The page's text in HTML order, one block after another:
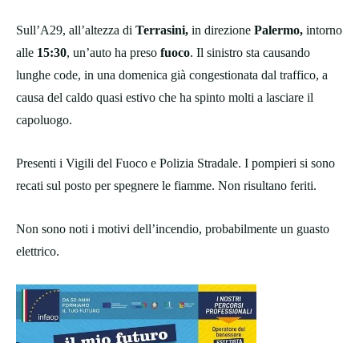
Sull’A29, all’altezza di Terrasini, in direzione Palermo, intorno
alle 15:30, un’auto ha preso fuoco. Il sinistro sta causando
lunghe code, in una domenica già congestionata dal traffico, a
causa del caldo quasi estivo che ha spinto molti a lasciare il
capoluogo.
Presenti i Vigili del Fuoco e Polizia Stradale. I pompieri si sono
recati sul posto per spegnere le fiamme. Non risultano feriti.
Non sono noti i motivi dell’incendio, probabilmente un guasto
elettrico.